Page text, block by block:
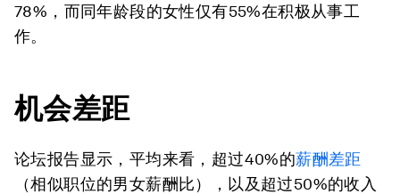
78%，而同年龄段的女性仅有55%在积极从事工
作。
机会差距
论坛报告显示，平均来看，超过40%的薪酬差距
（相似职位的男女薪酬比），以及超过50%的收入